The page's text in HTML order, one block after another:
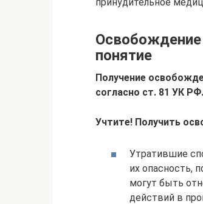
принудительное
Освобождение
понятие
Получение
согласно ст. 81 УК РФ.
Учтите! Получить
Утратившие
их опасность,
могут быть
действий в